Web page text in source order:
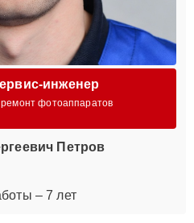
инженер
фотоаппаратов
Петров
– 7 лет